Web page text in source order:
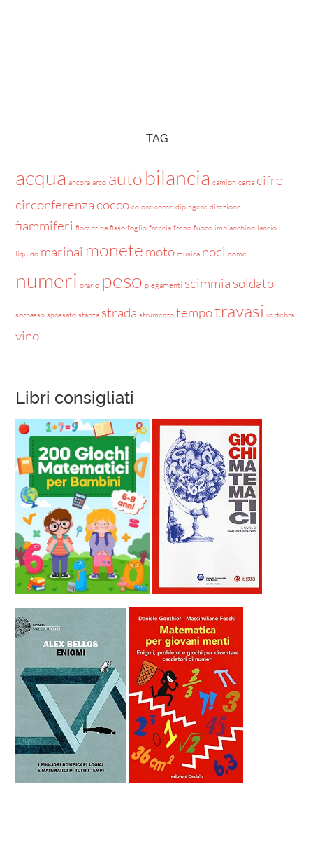
TAG
acqua ancora arco autobilancia camion carta cifre
circonferenzacocco colore corde dipingere direzione
fiammiferi fiorentina fisso foglio freccia freno fuoco imbianchino lancio
liquido marinai monete moto musica noci nome
numeri orario peso piegamenti scimmia soldato
sorpasso spossato stanza strada strumento tempotravasi vertebra
vino
Libri consigliati